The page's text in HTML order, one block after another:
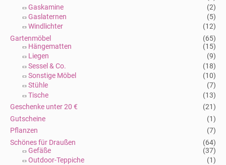
Gaskamine
(2)
Gaslaternen
(5)
Windlichter
(12)
Gartenmöbel
(65)
Hängematten
(15)
Liegen
(9)
Sessel & Co.
(18)
Sonstige Möbel
(10)
Stühle
(7)
Tische
(13)
Geschenke unter 20 €
(21)
Gutscheine
(1)
Pflanzen
(7)
Schönes für Draußen
(64)
Gefäße
(37)
Outdoor-Teppiche
(1)